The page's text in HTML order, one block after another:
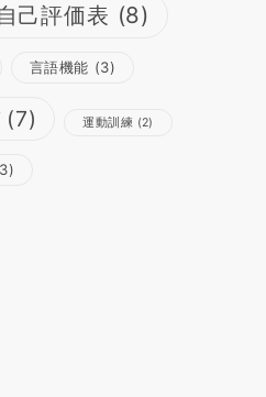
己評価表 (8)
言語機能 (3)
(7) 運動訓練 (2)